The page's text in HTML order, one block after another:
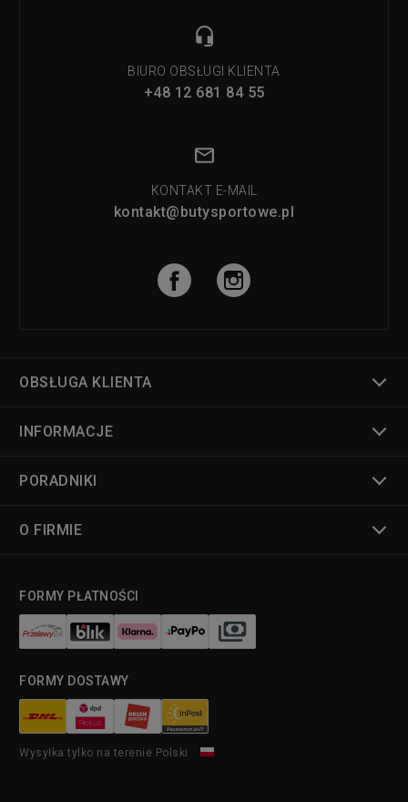
BIURO OBSŁUGI KLIENTA
+48 12 681 84 55
KONTAKT E-MAIL
kontakt@butysportowe.pl
OBSŁUGA KLIENTA
INFORMACJE
PORADNIKI
O FIRMIE
FORMY PŁATNOŚCI
FORMY DOSTAWY
Wysyłka tylko na terenie Polski